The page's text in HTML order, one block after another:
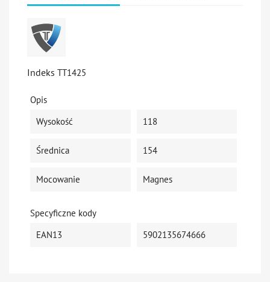
Indeks TT1425
Opis
Wysokość
118
Średnica 154
Mocowanie Magnes
Specyficzne kody
EAN13
5902135674666